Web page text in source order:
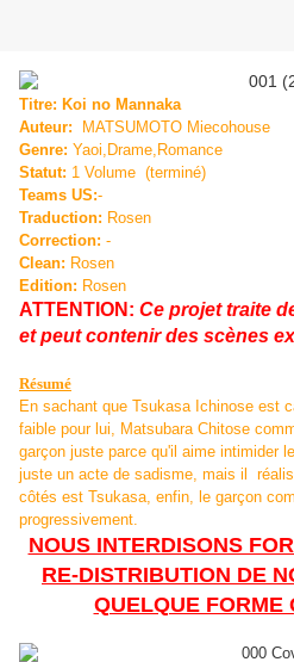
Titre: Koi no Mannaka
Auteur: MATSUMOTO Miecohouse
Genre: Yaoi,Drame,Romance
Statut: 1 Volume (terminé)
Teams US:-
Traduction: Rosen
Correction: -
Clean: Rosen
Edition: Rosen
ATTENTION: Ce projet traite
et peut contenir des scènes
Résumé
En sachant que Tsukasa Ichinose est
faible pour lui, Matsubara Chitose
garçon juste parce qu'il aime intimider
juste un acte de sadisme, mais il
côtés est Tsukasa, enfin, le garçon
progressivement.
NOUS INTERDISONS
RE-DISTRIBUTION DE
QUELQUE FORME